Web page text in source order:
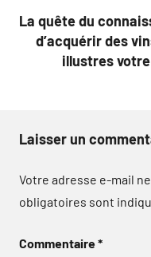
La quête du
d’acquérir des
illustres
Laisser un
Votre adresse e-mail
obligatoires sont
Commentaire*